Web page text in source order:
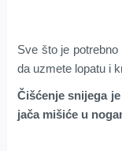
Sve što je
da uzmete lopatu i
Čišćenje snijega
jača mišiće u